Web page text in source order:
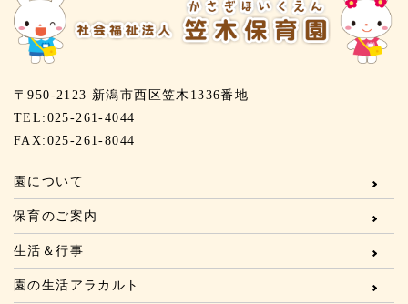
〒950-2123 新潟市西区笠木1336番地
TEL:025-261-4044
FAX:025-261-8044
園について
保育のご案内
生活＆行事
園の生活アラカルト